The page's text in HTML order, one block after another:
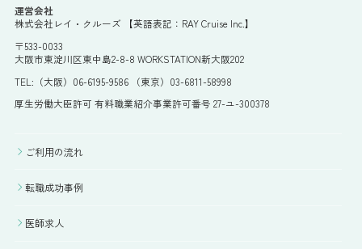
運営会社
株式会社レイ・クルーズ 【英語表記：RAY Cruise Inc.】
〒533-0033
大阪市東淀川区東中島2-8-8 WORKSTATION新大阪202
TEL:（大阪）06-6195-9586 （東京）03-6811-58998
厚生労働大臣許可 有料職業紹介事業許可番号 27-ユ-300378
ご利用の流れ
転職成功事例
医師求人